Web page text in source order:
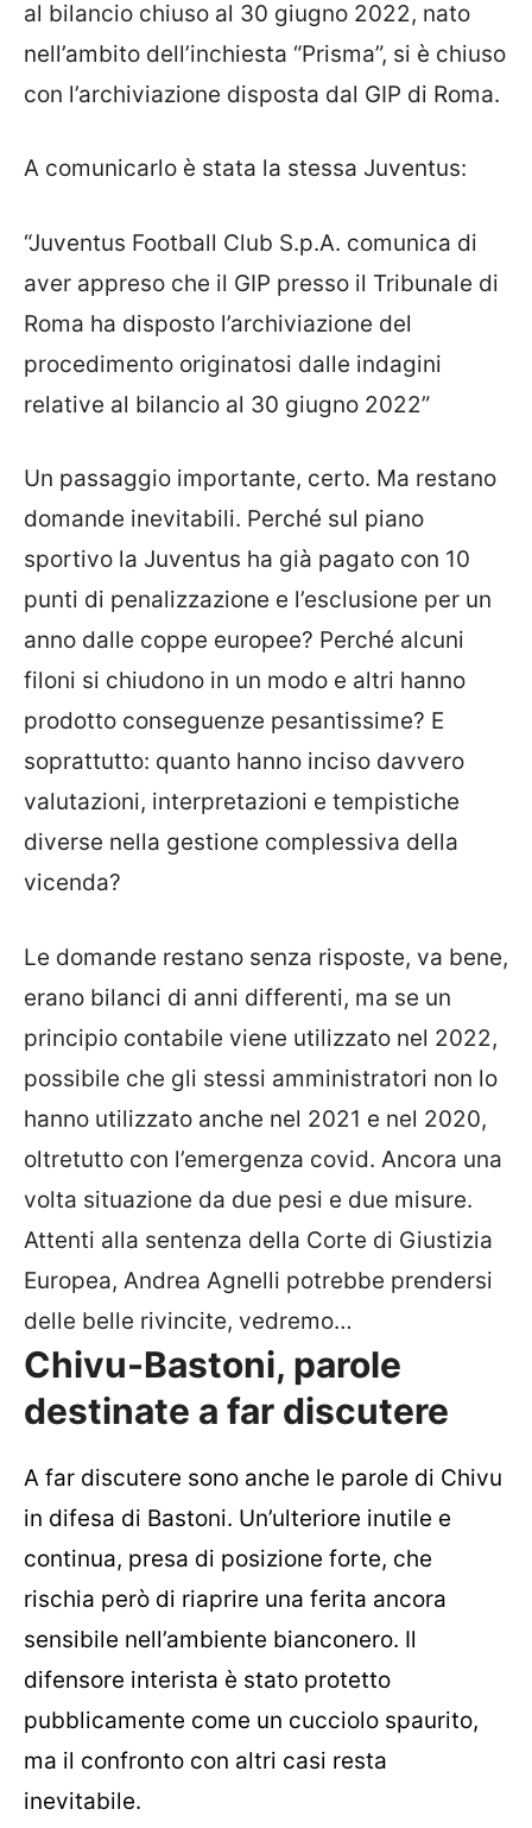
al bilancio chiuso al 30 giugno 2022, nato
nell’ambito dell’inchiesta “Prisma”, si è chiuso
con l’archiviazione disposta dal GIP di Roma.
A comunicarlo è stata la stessa Juventus:
“Juventus Football Club S.p.A. comunica di
aver appreso che il GIP presso il Tribunale di
Roma ha disposto l’archiviazione del
procedimento originatosi dalle indagini
relative al bilancio al 30 giugno 2022”
Un passaggio importante, certo. Ma restano
domande inevitabili. Perché sul piano
sportivo la Juventus ha già pagato con 10
punti di penalizzazione e l’esclusione per un
anno dalle coppe europee? Perché alcuni
filoni si chiudono in un modo e altri hanno
prodotto conseguenze pesantissime? E
soprattutto: quanto hanno inciso davvero
valutazioni, interpretazioni e tempistiche
diverse nella gestione complessiva della
vicenda?
Le domande restano senza risposte, va bene,
erano bilanci di anni differenti, ma se un
principio contabile viene utilizzato nel 2022,
possibile che gli stessi amministratori non lo
hanno utilizzato anche nel 2021 e nel 2020,
oltretutto con l’emergenza covid. Ancora una
volta situazione da due pesi e due misure.
Attenti alla sentenza della Corte di Giustizia
Europea, Andrea Agnelli potrebbe prendersi
delle belle rivincite, vedremo…
Chivu-Bastoni, parole
destinate a far discutere
A far discutere sono anche le parole di Chivu
in difesa di Bastoni. Un’ulteriore inutile e
continua, presa di posizione forte, che
rischia però di riaprire una ferita ancora
sensibile nell’ambiente bianconero. Il
difensore interista è stato protetto
pubblicamente come un cucciolo spaurito,
ma il confronto con altri casi resta
inevitabile.